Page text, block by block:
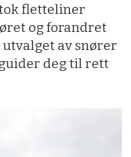
fletteliner
og forandret
av snører
deg til rett